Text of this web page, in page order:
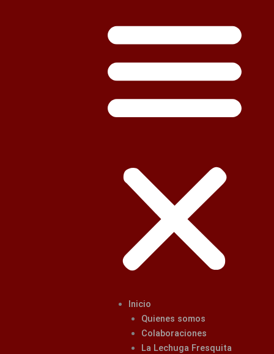
Inicio
Quienes somos
Colaboraciones
La Lechuga Fresquita